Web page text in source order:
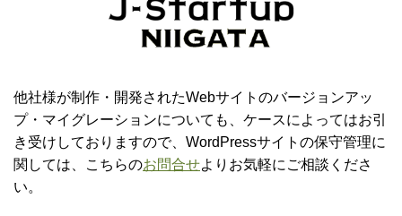
他社様が制作・開発されたWebサイトのバージョンアッ
プ・マイグレーションについても、ケースによってはお引
き受けしておりますので、WordPressサイトの保守管理に
関しては、こちらのお問合せよりお気軽にご相談くださ
い。